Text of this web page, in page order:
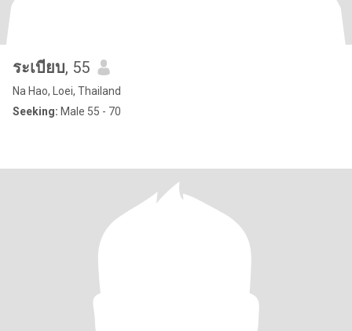
ระเบียบ, 55
Na Hao, Loei, Thailand
Seeking: Male 55 - 70